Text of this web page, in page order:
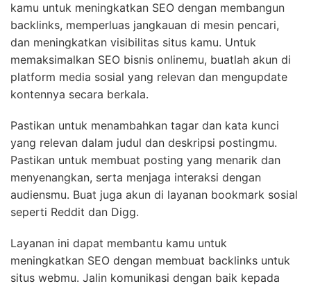
kamu untuk meningkatkan SEO dengan membangun
backlinks, memperluas jangkauan di mesin pencari,
dan meningkatkan visibilitas situs kamu. Untuk
memaksimalkan SEO bisnis onlinemu, buatlah akun di
platform media sosial yang relevan dan mengupdate
kontennya secara berkala.
Pastikan untuk menambahkan tagar dan kata kunci
yang relevan dalam judul dan deskripsi postingmu.
Pastikan untuk membuat posting yang menarik dan
menyenangkan, serta menjaga interaksi dengan
audiensmu. Buat juga akun di layanan bookmark sosial
seperti Reddit dan Digg.
Layanan ini dapat membantu kamu untuk
meningkatkan SEO dengan membuat backlinks untuk
situs webmu. Jalin komunikasi dengan baik kepada